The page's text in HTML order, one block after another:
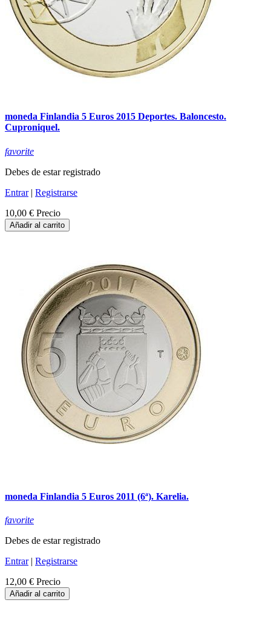
moneda Finlandia 5 Euros 2015 Deportes. Baloncesto.
Cuproniquel.
favorite
Debes de estar registrado
Entrar| Registrarse
10,00 € Precio
Añadir al carrito
moneda Finlandia 5 Euros 2011 (6ª). Karelia.
favorite
Debes de estar registrado
Entrar| Registrarse
12,00 € Precio
Añadir al carrito